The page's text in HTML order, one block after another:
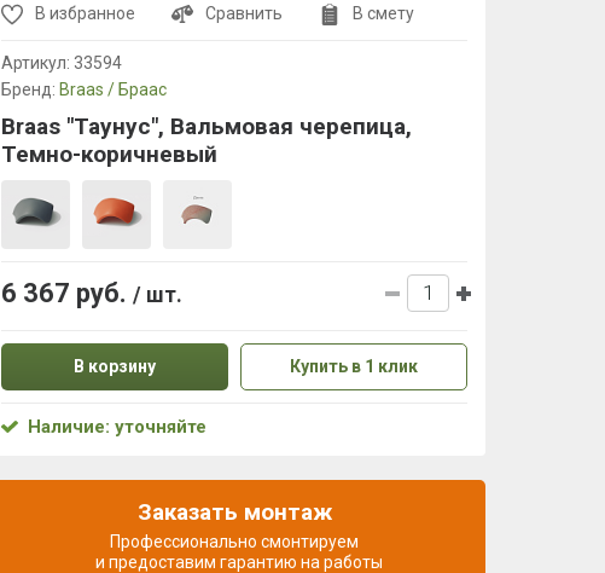
В избранное Сравнить В смету
Артикул: 33594
Бренд: Braas / Браас
Braas "Таунус", Вальмовая черепица,
Темно-коричневый
6 367 руб. / шт.
В корзину Купить в 1 клик
Наличие: уточняйте
Заказать монтаж
Профессионально смонтируем
и предоставим гарантию на работы